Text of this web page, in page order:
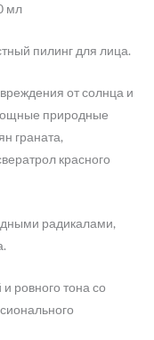
мл
пилинг для лица.
от солнца и
природные
граната,
красного
радикалами,
ровного тона со